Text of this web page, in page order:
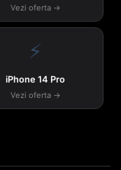
Vezi oferta →
⚡
iPhone 14 Pro
Vezi oferta →